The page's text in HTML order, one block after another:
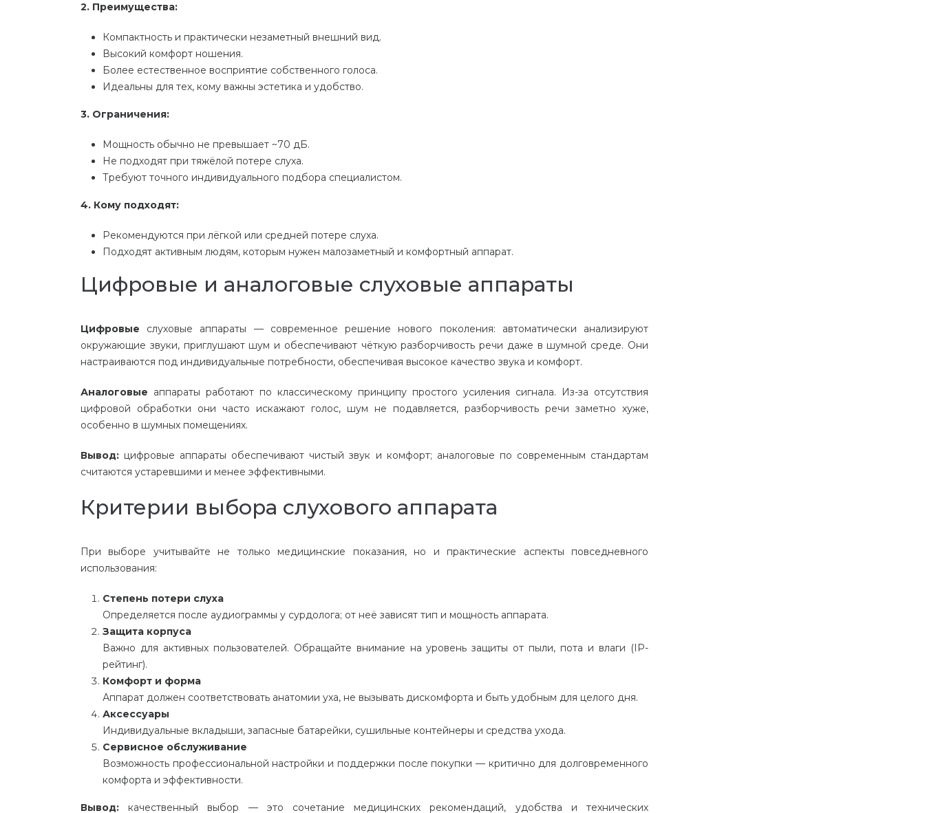
2. Преимущества:
Компактность и практически незаметный внешний вид.
Высокий комфорт ношения.
Более естественное восприятие собственного голоса.
Идеальны для тех, кому важны эстетика и удобство.
3. Ограничения:
Мощность обычно не превышает ~70 дБ.
Не подходят при тяжёлой потере слуха.
Требуют точного индивидуального подбора специалистом.
4. Кому подходят:
Рекомендуются при лёгкой или средней потере слуха.
Подходят активным людям, которым нужен малозаметный и комфортный аппарат.
Цифровые и аналоговые слуховые аппараты
Цифровые слуховые аппараты — современное решение нового поколения: автоматически анализируют
окружающие звуки, приглушают шум и обеспечивают чёткую разборчивость речи даже в шумной среде. Они
настраиваются под индивидуальные потребности, обеспечивая высокое качество звука и комфорт.
Аналоговые аппараты работают по классическому принципу простого усиления сигнала. Из-за отсутствия
цифровой обработки они часто искажают голос, шум не подавляется, разборчивость речи заметно хуже,
особенно в шумных помещениях.
Вывод: цифровые аппараты обеспечивают чистый звук и комфорт; аналоговые по современным стандартам
считаются устаревшими и менее эффективными.
Критерии выбора слухового аппарата
При выборе учитывайте не только медицинские показания, но и практические аспекты повседневного
использования:
Степень потери слуха
Определяется после аудиограммы у сурдолога; от неё зависят тип и мощность аппарата.
Защита корпуса
Важно для активных пользователей. Обращайте внимание на уровень защиты от пыли, пота и влаги (IP-
рейтинг).
Комфорт и форма
Аппарат должен соответствовать анатомии уха, не вызывать дискомфорта и быть удобным для целого дня.
Аксессуары
Индивидуальные вкладыши, запасные батарейки, сушильные контейнеры и средства ухода.
Сервисное обслуживание
Возможность профессиональной настройки и поддержки после покупки — критично для долговременного
комфорта и эффективности.
Вывод: качественный выбор — это сочетание медицинских рекомендаций, удобства и технических